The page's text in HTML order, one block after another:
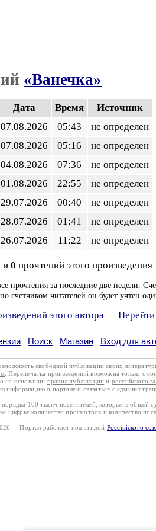
«Ванечка»
Дата Время
Источник
07.08.2026 05:43
не определен
07.08.2026 05:16
не определен
04.08.2026 07:36
не определен
01.08.2026 22:55
не определен
29.07.2026 00:40
не определен
28.07.2026 01:41
не определен
26.07.2026 11:22 не определен
и 0 прочтений этого произведения
прочтения за последние две недели.
счетчиком читателей он будет учтен
этого автора
Поиск Магазин Вход для
свободной публикации своих
. Перепечатка произведений возможна только с
на основании правил публикации и российского
информацию о портале и связаться с
100 тысяч посетителей, которые в
цифры: количество просмотров и количество
Портал работает под эгидой Российского